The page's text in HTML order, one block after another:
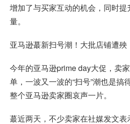
增加了与买家互动的机会，同时
量。
亚马逊蕞新扫号潮！大批店铺遭殃
今年的亚马逊prime day大促，卖
单，一波又一波的“扫号”潮也是搞
整个亚马逊卖家圈哀声一片。
蕞近两天，不少卖家在社媒发文